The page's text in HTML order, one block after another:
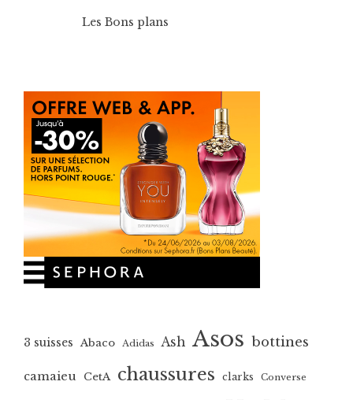
Les Bons plans
3 suisses Abaco Adidas Ash Asos bottines
camaieu CetA chaussures clarks Converse